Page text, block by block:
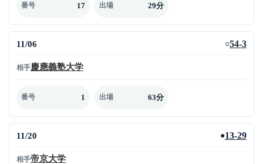
番号 17 出場 29分
11/06 ○54-3
相手慶應義塾大学
番号 1 出場 63分
11/20 ●13-29
相手帝京大学